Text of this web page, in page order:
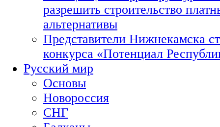
разрешить строительство
альтернативы
Представители Нижнекамска
конкурса «Потенциал
Русский мир
Основы
Новороссия
СНГ